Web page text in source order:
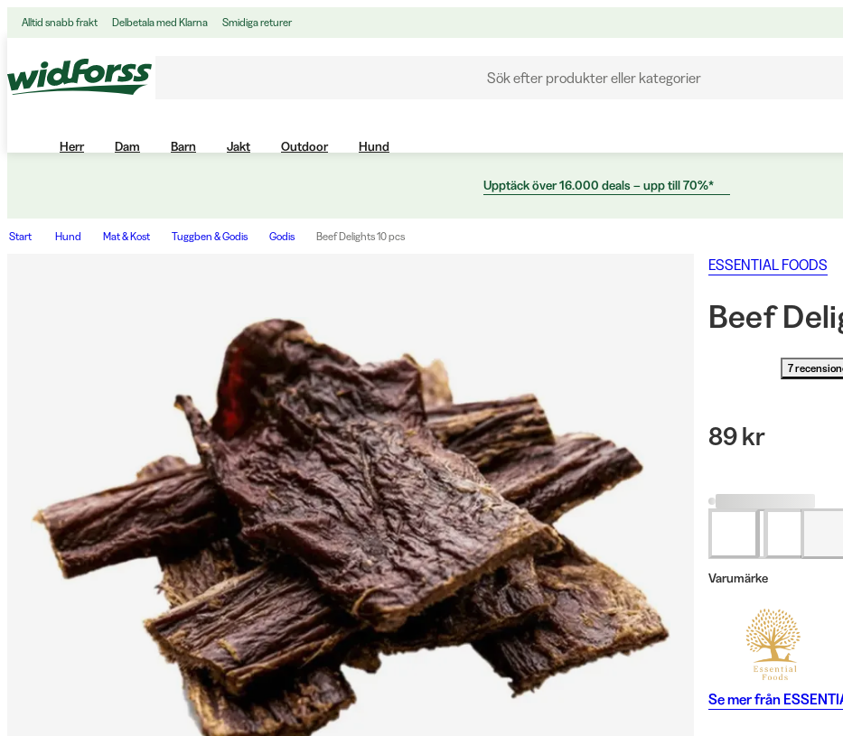
Alltid snabb frakt Delbetala med Klarna Smidiga returer
Sök efter produkter eller kategorier
Herr Dam Barn Jakt Outdoor Hund
Upptäck över 16.000 deals – upp till 70%*
Start Hund Mat & Kost Tuggben & Godis Godis Beef Delights 10 pcs
ESSENTIAL FOODS
Beef
7
89 kr
Varumärke
Se mer från